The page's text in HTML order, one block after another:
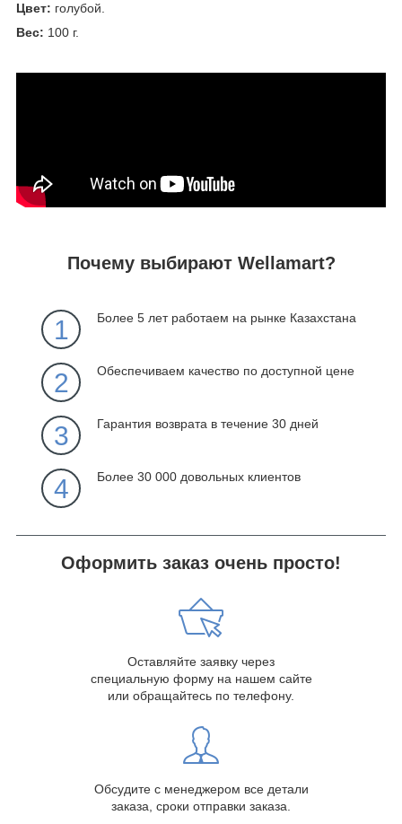
Цвет: голубой.
Вес: 100 г.
Почему выбирают Wellamart?
1 Более 5 лет работаем на рынке Казахстана
2 Обеспечиваем качество по доступной цене
3 Гарантия возврата в течение 30 дней
4 Более 30 000 довольных клиентов
Оформить заказ очень просто!
Оставляйте заявку через
специальную форму на нашем сайте
или обращайтесь по телефону.
Обсудите с менеджером все детали
заказа, сроки отправки заказа.